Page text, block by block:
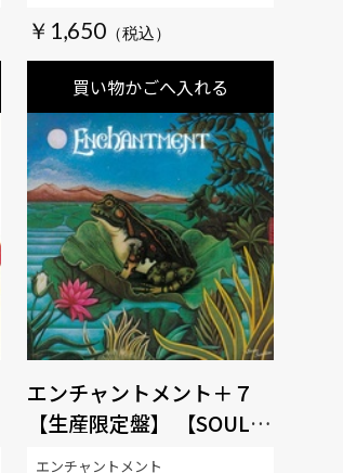
￥1,650
買い物かごへ入れる
エンチャントメント＋７
【生産限定盤】 【SOUL百
エンチャントメント